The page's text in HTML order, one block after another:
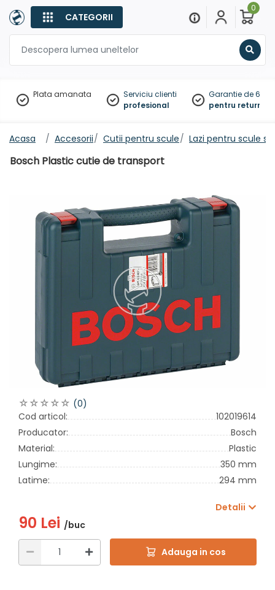
CATEGORII
0
Plata amanata
Serviciu clienti
profesional
Garantie de 60
pentru
Acasa Accesorii Cutii pentru scule Lazi pentru scule
Bosch Plastic cutie de transport
(0)
Cod articol:
102019614
Producator:
Bosch
Material:
Plastic
Lungime:
350 mm
Latime:
294 mm
Detalii
90 Lei /buc
Adauga in cos